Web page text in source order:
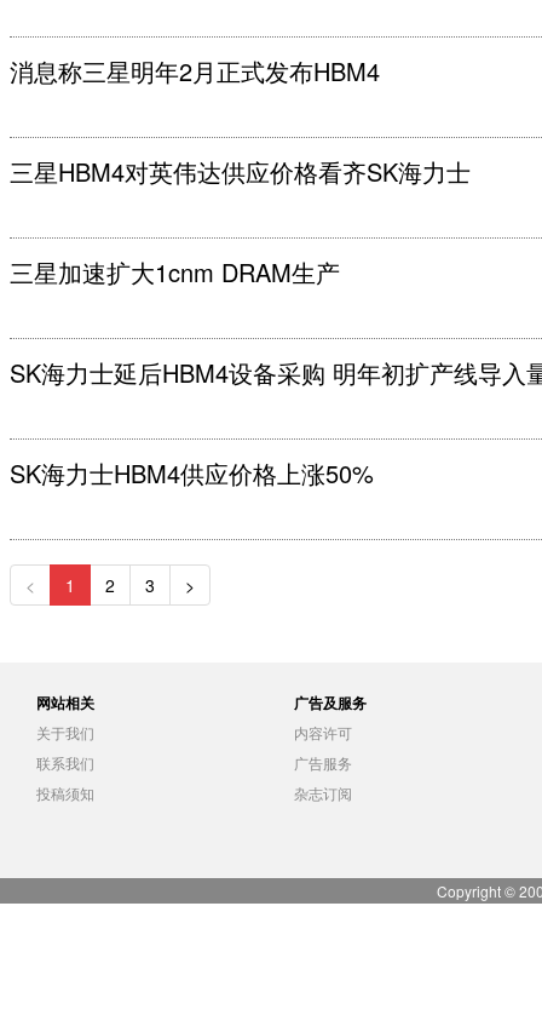
消息称三星明年2月正式发布HBM4
三星HBM4对英伟达供应价格看齐SK海力士
三星加速扩大1cnm DRAM生产
SK海力士延后HBM4设备采购 明年初扩产线导入
SK海力士HBM4供应价格上涨50%
< 1 2 3 >
网站相关
关于我们
联系我们
投稿须知
广告及服务
内容许可
广告服务
杂志订阅
Copyright ©